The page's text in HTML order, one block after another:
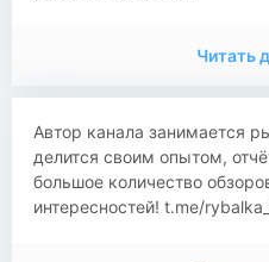
Читать
Автор канала занимается
делится своим опытом,
большое количество
интересностей! t.me/